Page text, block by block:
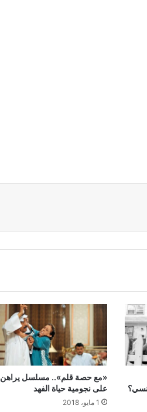
«مع حصة قلم».. مسلسل يراهن
على نجومية حياة الفهد
1 مايو، 2018